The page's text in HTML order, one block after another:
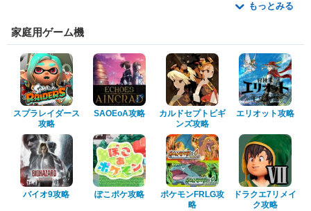
もっとみる
家庭用ゲーム機
スプラレイダース
攻略
SAOEoA攻略
カルドセプトビギ
ンズ攻略
エリオット攻略
バイオ9攻略 ぽこポケ攻略
ポケモンFRLG攻
略
ドラクエ7リメイ
ク攻略